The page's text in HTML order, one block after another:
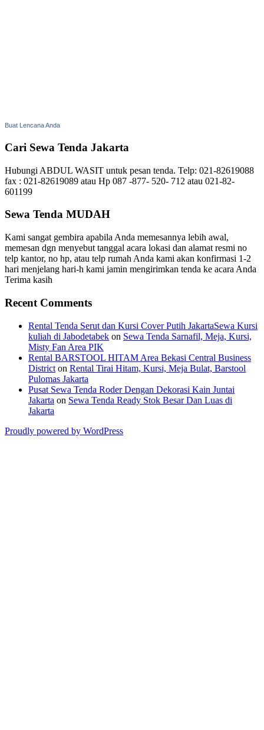
Buat Lencana Anda
Cari Sewa Tenda Jakarta
Hubungi ABDUL WASIT untuk pesan tenda. Telp: 021-82619088
fax : 021-82619089 atau Hp 087 -877- 520- 712 atau 021-82-
601199
Sewa Tenda MUDAH
Kami sangat gembira apabila Anda memesannya lebih awal,
memesan dgn menyebut tanggal acara lokasi dan alamat resmi no
telp kantor, no hp, atau telp rumah Anda kami akan konfirmasi 1-2
hari menjelang hari-h kami jamin mengirimkan tenda ke acara Anda
Terima kasih
Recent Comments
Rental Tenda Serut dan Kursi Cover Putih JakartaSewa Kursi
kuliah di Jabodetabek on Sewa Tenda Sarnafil, Meja, Kursi,
Misty Fan Area PIK
Rental BARSTOOL HITAM Area Bekasi Central Business
District on Rental Tirai Hitam, Kursi, Meja Bulat, Barstool
Pulomas Jakarta
Pusat Sewa Tenda Roder Dengan Dekorasi Kain Juntai
Jakarta on Sewa Tenda Ready Stok Besar Dan Luas di
Jakarta
Proudly powered by WordPress